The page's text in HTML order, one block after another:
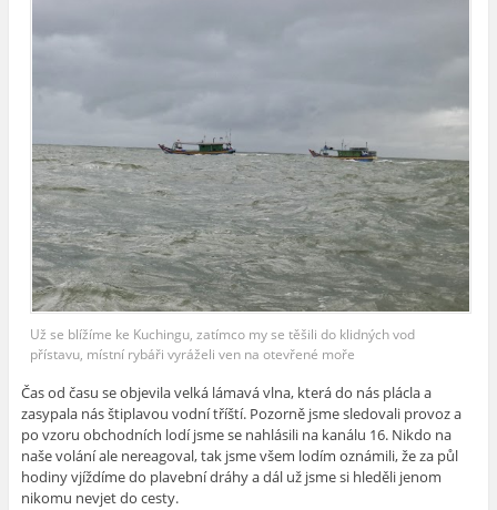
Už se blížíme ke Kuchingu, zatímco my se těšili do klidných vod
přístavu, místní rybáři vyráželi ven na otevřené moře
Čas od času se objevila velká lámavá vlna, která do nás plácla a
zasypala nás štiplavou vodní tříští. Pozorně jsme sledovali provoz a
po vzoru obchodních lodí jsme se nahlásili na kanálu 16. Nikdo na
naše volání ale nereagoval, tak jsme všem lodím oznámili, že za půl
hodiny vjíždíme do plavební dráhy a dál už jsme si hleděli jenom
nikomu nevjet do cesty.